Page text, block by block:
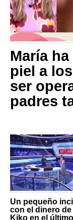
María
piel a
ser
padres
Un pequeño
con el dinero de
Kiko en el último